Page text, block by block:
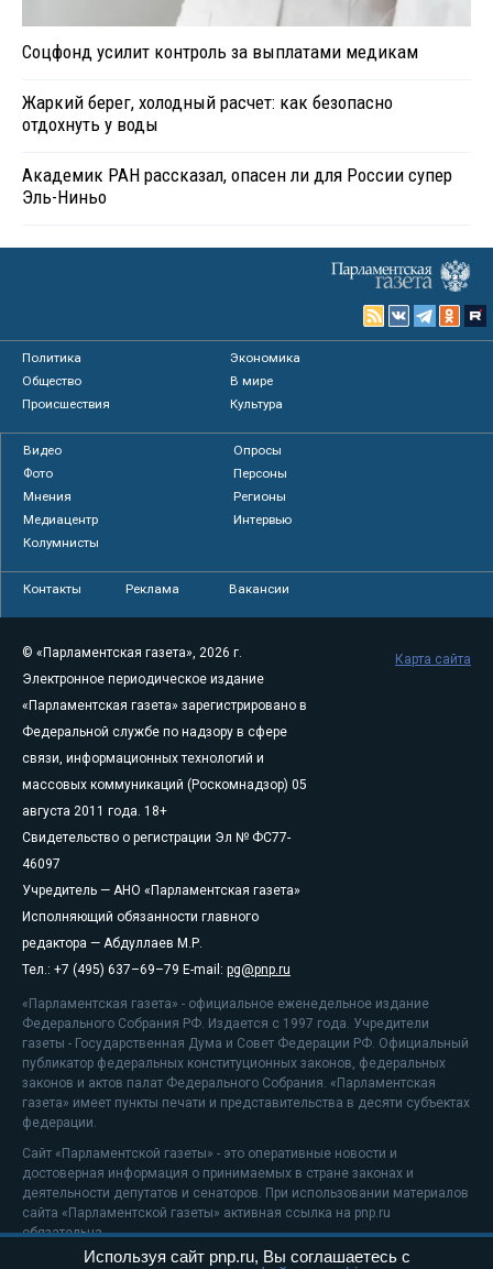
Соцфонд усилит контроль за выплатами медикам
Жаркий берег, холодный расчет: как безопасно
отдохнуть у воды
Академик РАН рассказал, опасен ли для России супер
Эль-Ниньо
Политика
Экономика
Общество
В мире
Происшествия
Культура
Видео
Опросы
Фото
Персоны
Мнения
Регионы
Медиацентр
Интервью
Колумнисты
Контакты Реклама Вакансии
© «Парламентская газета», 2026 г.
Электронное периодическое издание
«Парламентская газета» зарегистрировано в
Федеральной службе по надзору в сфере
связи, информационных технологий и
массовых коммуникаций (Роскомнадзор) 05
августа 2011 года. 18+
Свидетельство о регистрации Эл № ФС77-
46097
Учредитель — АНО «Парламентская газета»
Исполняющий обязанности главного
редактора — Абдуллаев М.Р.
Тел.: +7 (495) 637–69–79 E-mail: pg@pnp.ru
«Парламентская газета» - официальное еженедельное издание
Федерального Собрания РФ. Издается с 1997 года. Учредители
газеты - Государственная Дума и Совет Федерации РФ. Официальный
публикатор федеральных конституционных законов, федеральных
законов и актов палат Федерального Собрания. «Парламентская
газета» имеет пункты печати и представительства в десяти субъектах
федерации.
Сайт «Парламентской газеты» - это оперативные новости и
достоверная информация о принимаемых в стране законах и
деятельности депутатов и сенаторов. При использовании материалов
сайта «Парламентской газеты» активная ссылка на pnp.ru
обязательна.
На информационном ресурсе применяютсярекомендательные
Карта сайта
Используя сайт pnp.ru, Вы соглашаетесь с